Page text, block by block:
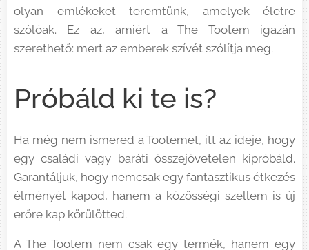
olyan emlékeket teremtünk, amelyek életre
szólóak. Ez az, amiért a The Tootem igazán
szerethető: mert az emberek szívét szólítja meg.
Próbáld ki te is?
Ha még nem ismered a Tootemet, itt az ideje, hogy
egy családi vagy baráti összejövetelen kipróbáld.
Garantáljuk, hogy nemcsak egy fantasztikus étkezés
élményét kapod, hanem a közösségi szellem is új
erőre kap körülötted.
A The Tootem nem csak egy termék, hanem egy